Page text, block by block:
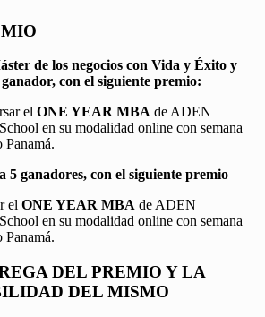
de los negocios con Vida y Éxito y
con el siguiente premio:
el ONE YEAR MBA de ADEN
en su modalidad online con semana
Panamá.
5 ganadores, con el siguiente premio
el ONE YEAR MBA de ADEN
en su modalidad online con semana
Panamá.
DEL PREMIO Y LA
DEL MISMO